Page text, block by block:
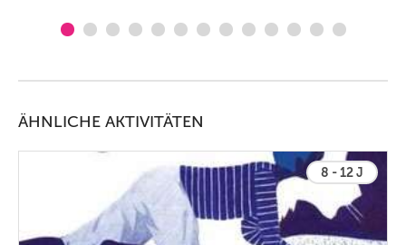
ÄHNLICHE AKTIVITÄTEN
8 - 12 J